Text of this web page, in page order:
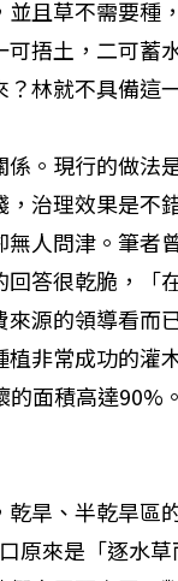
且草不需要種
捂土，二可蓄
林就不具備這
。現行的做法
治理效果是不
人問津。筆者
答很乾脆，「
源的領導看而
非常成功的灌
面積高達90%
旱、半乾旱區
原來是「逐水